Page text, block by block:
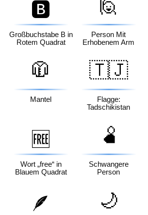
🅱️
Großbuchstabe B in
Rotem Quadrat
🙋
Person Mit
Erhobenem Arm
🧥
Mantel
🇹🇯
Flagge:
Tadschikistan
🆓
Wort „free“ in
Blauem Quadrat
🫄
Schwangere
Person
🪶 🌙